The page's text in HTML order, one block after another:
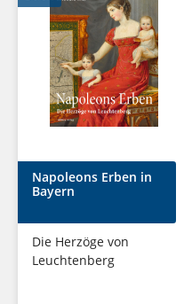
Napoleons Erben in
Bayern
Die Herzöge von
Leuchtenberg